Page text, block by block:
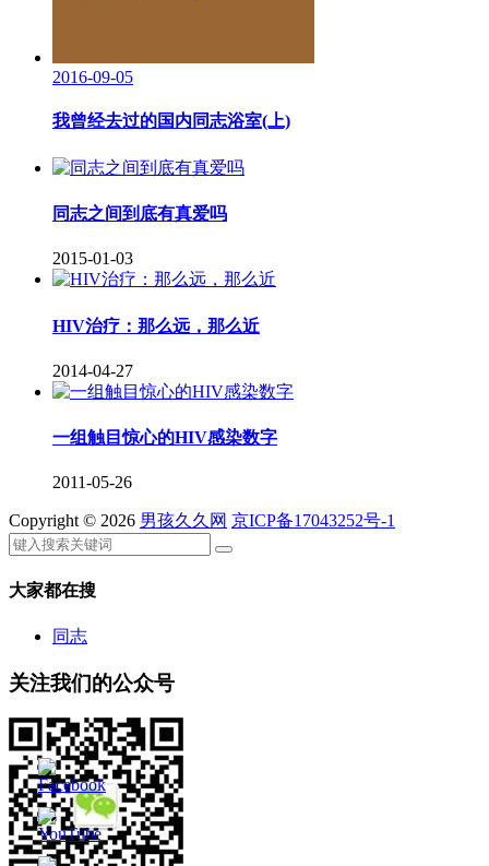
2016-09-05
我曾经去过的国内同志浴室(上)
同志之间到底有真爱吗
2015-01-03
HIV治疗：那么远，那么近
2014-04-27
一组触目惊心的HIV感染数字
2011-05-26
Copyright © 2026 男孩久久网 京ICP备17043252号-1
大家都在搜
同志
关注我们的公众号